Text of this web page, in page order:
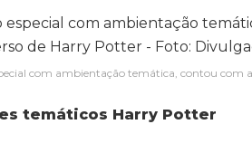
com ambientação temática, contou com
temáticos Harry Potter